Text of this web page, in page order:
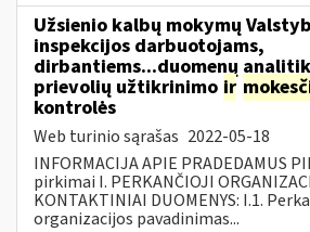
Užsienio kalbų mokymų
inspekcijos darbuotojams,
dirbantiems...duomenų
prievolių užtikrinimo ir
kontrolės
Web turinio sąrašas 2022-05-18
INFORMACIJA APIE PRADEDAMUS
pirkimai I. PERKANČIOJI
KONTAKTINIAI DUOMENYS: I.1.
organizacijos pavadinimas...